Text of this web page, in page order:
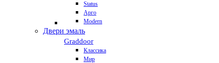
Status
Арго
Modern
Двери эмаль
Graddoor
Классика
Мир